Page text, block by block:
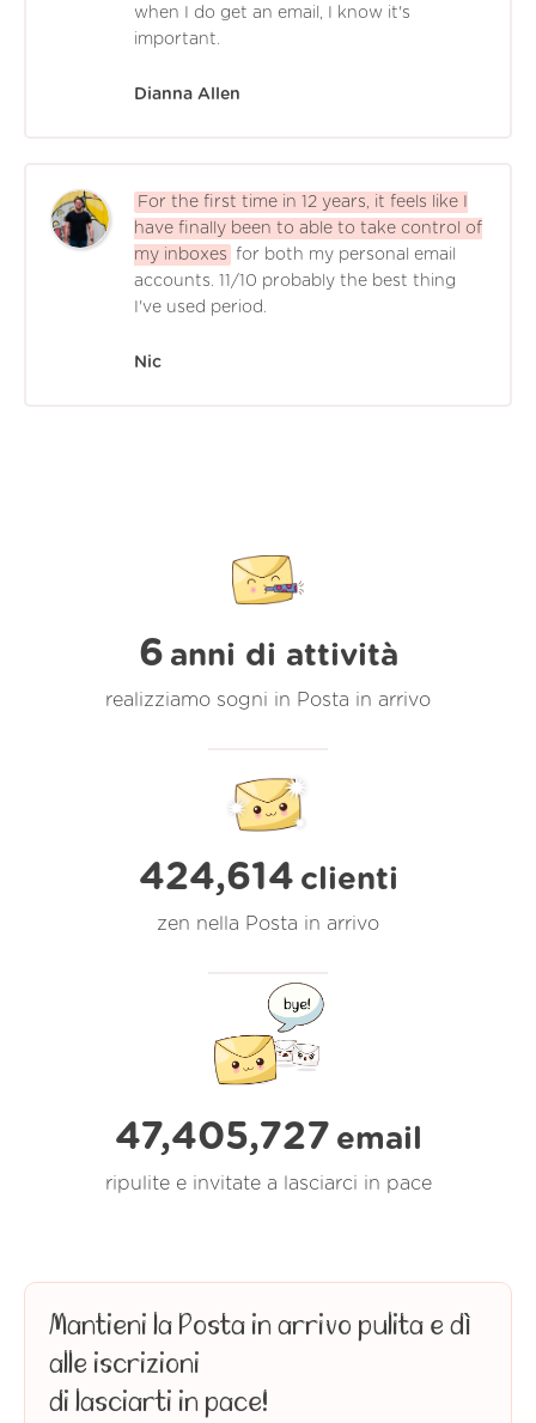
when I do get an email, I know it's
important.
Dianna Allen
For the first time in 12 years, it feels like I
have finally been to able to take control of
my inboxes for both my personal email
accounts. 11/10 probably the best thing
I've used period.
Nic
6 anni di attività
realizziamo sogni in Posta in arrivo
424,614 clienti
zen nella Posta in arrivo
47,405,727 email
ripulite e invitate a lasciarci in pace
Mantieni la Posta in arrivo pulita e dì
alle iscrizioni
di lasciarti in pace!